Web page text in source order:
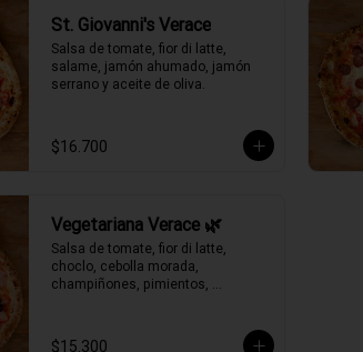
St. Giovanni's Verace
Salsa de tomate, fior di latte,
salame, jamón ahumado, jamón
serrano y aceite de oliva.
$16.700
Vegetariana Verace 🌿
Salsa de tomate, fior di latte,
choclo, cebolla morada,
champiñones, pimientos,
$15.300